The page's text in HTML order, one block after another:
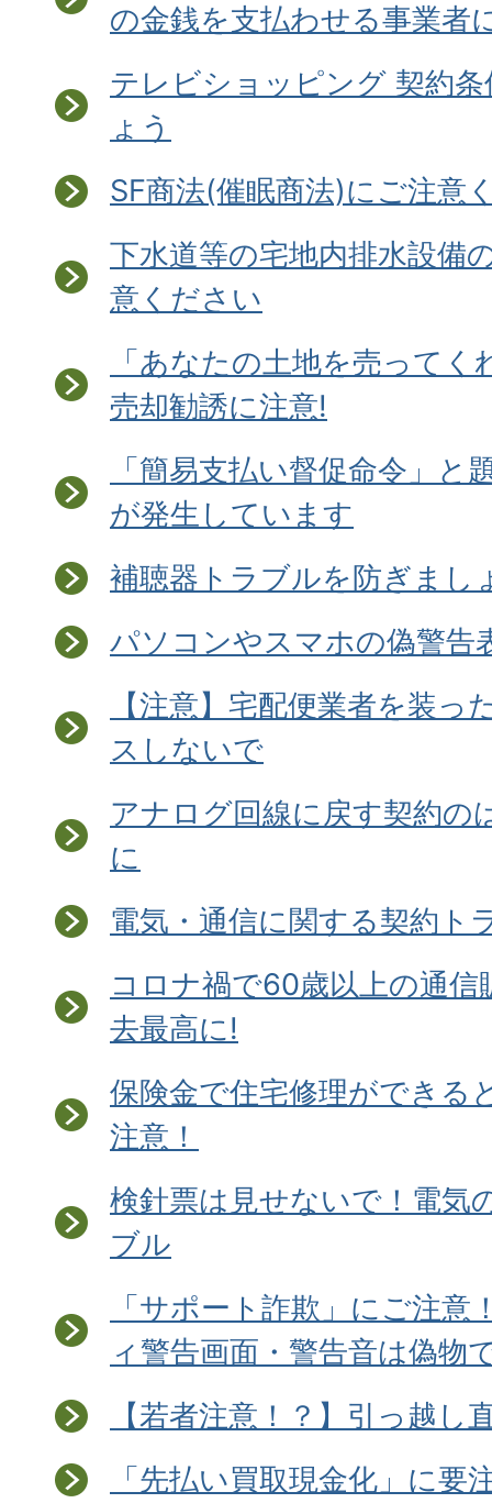
の金銭を支払わせる事業者
テレビショッピング 契約
ょう
SF商法(催眠商法)にご注意
下水道等の宅地内排水設備
意ください
「あなたの土地を売って
売却勧誘に注意!
「簡易支払い督促命令」と
が発生しています
補聴器トラブルを防ぎまし
パソコンやスマホの偽警告
【注意】宅配便業者を装っ
スしないで
アナログ回線に戻す契約の
に
電気・通信に関する契約ト
コロナ禍で60歳以上の通信
去最高に!
保険金で住宅修理ができる
注意！
検針票は見せないで！電気
ブル
「サポート詐欺」にご注
ィ警告画面・警告音は偽物
【若者注意！？】引っ越し
「先払い買取現金化」に要